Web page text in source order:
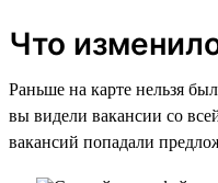
Что
Раньше на карте нельзя
вы видели вакансии со
вакансий попадали